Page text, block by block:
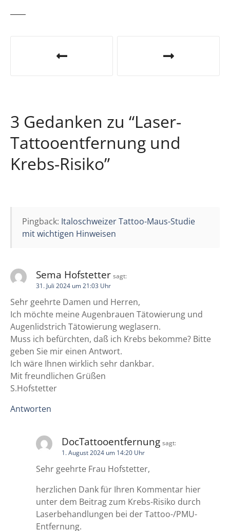
r
a
g
n
v
i
g
a
t
i
o
n
3 Gedanken zu “Laser-
Tattooentfernung und
Krebs-Risiko”
Pingback: Italoschweizer Tattoo-Maus-Studie
mit wichtigen Hinweisen
Sema Hofstetter sagt:
31. Juli 2024 um 21:03 Uhr
Sehr geehrte Damen und Herren,
Ich möchte meine Augenbrauen Tätowierung und
Augenlidstrich Tätowierung weglasern.
Muss ich befürchten, daß ich Krebs bekomme? Bitte
geben Sie mir einen Antwort.
Ich wäre Ihnen wirklich sehr dankbar.
Mit freundlichen Grüßen
S.Hofstetter
Antworten
DocTattooentfernung sagt:
1. August 2024 um 14:20 Uhr
Sehr geehrte Frau Hofstetter,
herzlichen Dank für Ihren Kommentar hier
unter dem Beitrag zum Krebs-Risiko durch
Laserbehandlungen bei der Tattoo-/PMU-
Entfernung.